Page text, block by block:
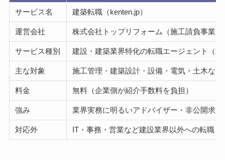
サービス名 建築転職（kenten.jp）
運営会社 株式会社トップリフォーム（施工請負事業）
サービス種別 建設・建築業界特化の転職エージェント（
主な対象 施工管理・建築設計・設備・電気・土木な
料金 無料（企業側が紹介手数料を負担）
強み 業界実務に明るいアドバイザー・非公開求人
対応外 IT・事務・営業など建設業界以外への転職